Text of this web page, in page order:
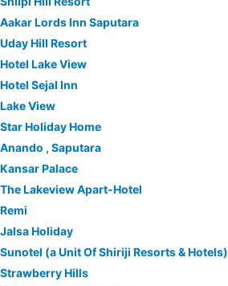
Aakar Lords Inn Saputara
Uday Hill Resort
Hotel Lake View
Hotel Sejal Inn
Lake View
Star Holiday Home
Anando , Saputara
Kansar Palace
The Lakeview Apart-Hotel
Remi
Jalsa Holiday
Sunotel (a Unit Of Shiriji Resorts & Hotels)
Strawberry Hills